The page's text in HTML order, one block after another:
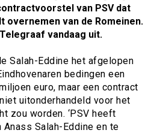
van PSV dat
overnemen van de Romeinen.
vandaag uit.
Salah-Eddine het afgelopen
bedingen een
euro, maar een contract
uitonderhandeld voor het
zou worden. ‘PSV heeft
Salah-Eddine en te